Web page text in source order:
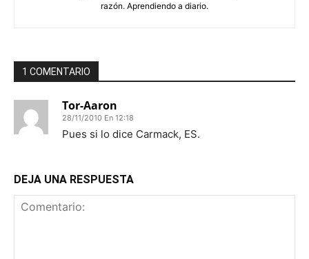
razón. Aprendiendo a diario.
1 COMENTARIO
Tor-Aaron
28/11/2010 En 12:18
Pues si lo dice Carmack, ES.
DEJA UNA RESPUESTA